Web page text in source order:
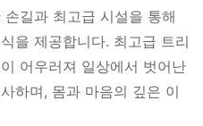
길과 최고급 시설을 통해
을 제공합니다. 최고급 트리
어우러져 일상에서 벗어난
하며, 몸과 마음의 깊은 이